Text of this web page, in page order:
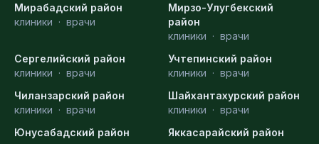
Мирабадский район
клиники · врачи
Мирзо-Улугбекский
район
клиники · врачи
Сергелийский район
клиники · врачи
Учтепинский район
клиники · врачи
Чиланзарский район
клиники · врачи
Шайхантахурский район
клиники · врачи
Юнусабадский район
Яккасарайский район